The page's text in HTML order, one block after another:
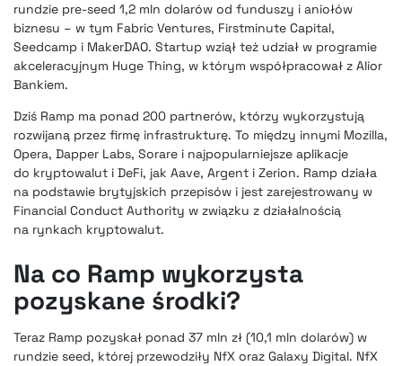
rundzie pre-seed 1,2 mln dolarów od funduszy i aniołów
biznesu – w tym Fabric Ventures, Firstminute Capital,
Seedcamp i MakerDAO. Startup wziął też udział w programie
akceleracyjnym Huge Thing, w którym współpracował z Alior
Bankiem.
Dziś Ramp ma ponad 200 partnerów, którzy wykorzystują
rozwijaną przez firmę infrastrukturę. To między innymi Mozilla,
Opera, Dapper Labs, Sorare i najpopularniejsze aplikacje
do kryptowalut i DeFi, jak Aave, Argent i Zerion. Ramp działa
na podstawie brytyjskich przepisów i jest zarejestrowany w
Financial Conduct Authority w związku z działalnością
na rynkach kryptowalut.
Na co Ramp wykorzysta
pozyskane środki?
Teraz Ramp pozyskał ponad 37 mln zł (10,1 mln dolarów) w
rundzie seed, której przewodziły NfX oraz Galaxy Digital. NfX